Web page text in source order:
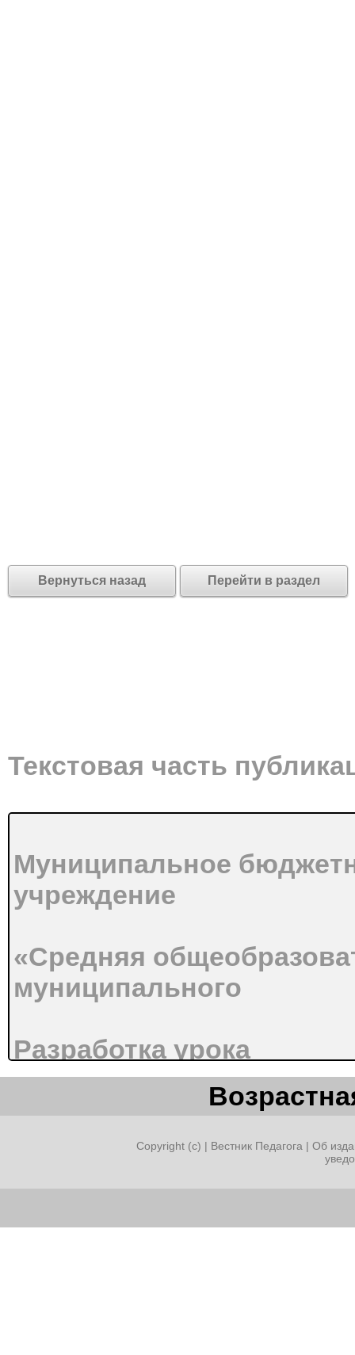
Вернуться назад Перейти в раздел
Текстовая часть
Муниципальное
учреждение
«Средняя
муниципального
Разработка урока
«
Пищевые связи в
Учитель биологии:
Copyright (c) | Вестник Педагога | Об